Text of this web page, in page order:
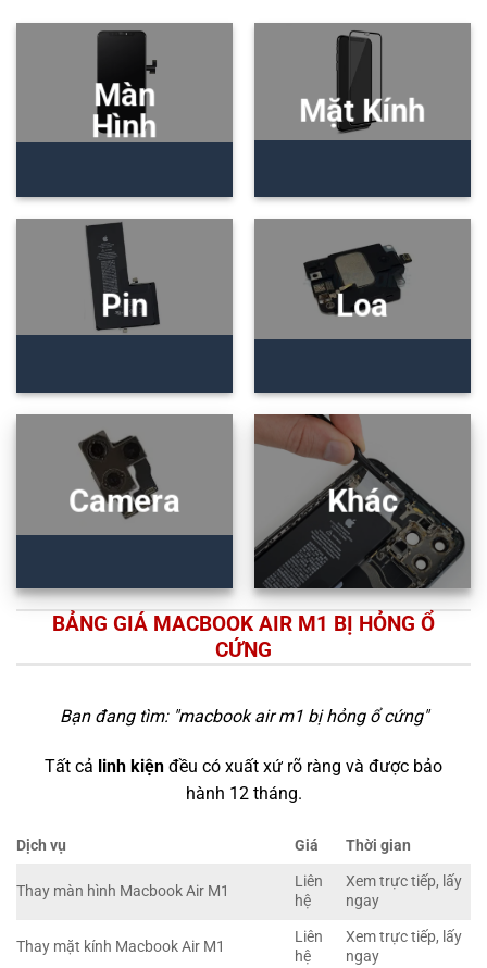
Màn
Hình
Mặt Kính
Pin Loa
Camera Khác
BẢNG GIÁ MACBOOK AIR M1 BỊ HỎNG Ổ
CỨNG
Bạn đang tìm: "macbook air m1 bị hỏng ổ cứng"
Tất cả linh kiện đều có xuất xứ rõ ràng và được bảo
hành 12 tháng.
Dịch vụ Giá Thời gian
Thay màn hình Macbook Air M1
Liên
hệ
Xem trực tiếp, lấy
ngay
Thay mặt kính Macbook Air M1
Liên
hệ
Xem trực tiếp, lấy
ngay